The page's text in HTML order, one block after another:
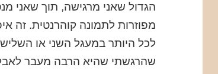
הגדול שאני מרגישה, תוך שאני
מפוזרות לתמונה קוהרנטית. זה
לכל היותר במעגל השני או
שהרגשתי שהיא הרבה מעבר